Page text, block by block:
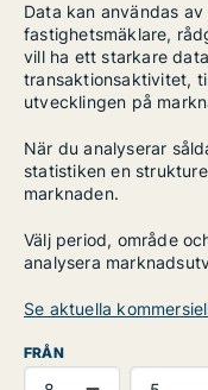
Data kan användas
fastighetsmäklare,
vill ha ett starkare
transaktionsaktivitet,
utvecklingen på
När du analyserar
statistiken en
marknaden.
Välj period, område
analysera
Se aktuella
FRÅN